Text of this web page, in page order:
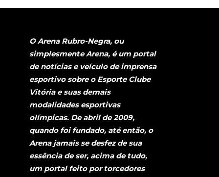
O Arena Rubro-Negra, ou
simplesmente Arena, é um portal
de notícias e veículo de imprensa
esportivo sobre o Esporte Clube
Vitória e suas demais
modalidades esportivas
olímpicas. De abril de 2009,
quando foi fundado, até então, o
Arena jamais se desfez de sua
essência de ser, acima de tudo,
um portal feito por torcedores